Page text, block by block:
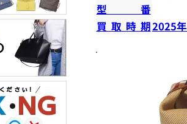
型番
買取時期2025